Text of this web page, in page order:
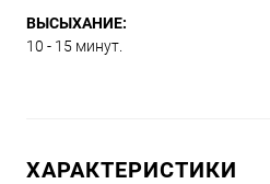
ВЫСЫХАНИЕ:
10 - 15 минут.
ХАРАКТЕРИСТИКИ